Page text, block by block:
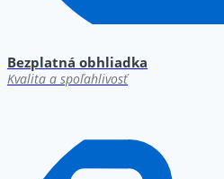
Bezplatná obhliadka
Kvalita a spoľahlivosť